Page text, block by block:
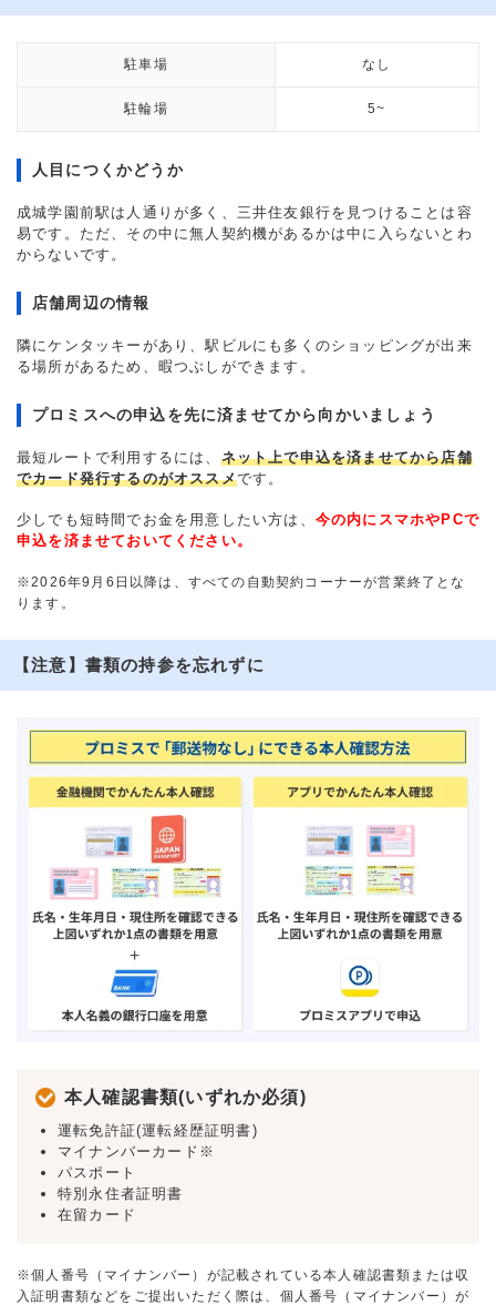
駐車場 なし
駐輪場 5~
人目につくかどうか
成城学園前駅は人通りが多く、三井住友銀行を見つけることは容
易です。ただ、その中に無人契約機があるかは中に入らないとわ
からないです。
店舗周辺の情報
隣にケンタッキーがあり、駅ビルにも多くのショッピングが出来
る場所があるため、暇つぶしができます。
プロミスへの申込を先に済ませてから向かいましょう
最短ルートで利用するには、 ネット上で申込を済ませてから店舗
でカード発行するのがオススメです。
少しでも短時間でお金を用意したい方は、 今の内にスマホやPCで
申込を済ませておいてください。
※2026年9月6日以降は、すべての自動契約コーナーが営業終了とな
ります。
【注意】書類の持参を忘れずに
本人確認書類(いずれか必須)
運転免許証(運転経歴証明書)
マイナンバーカード※
パスポート
特別永住者証明書
在留カード
※個人番号（マイナンバー）が記載されている本人確認書類または収
入証明書類などをご提出いただく際は、個人番号（マイナンバー）が